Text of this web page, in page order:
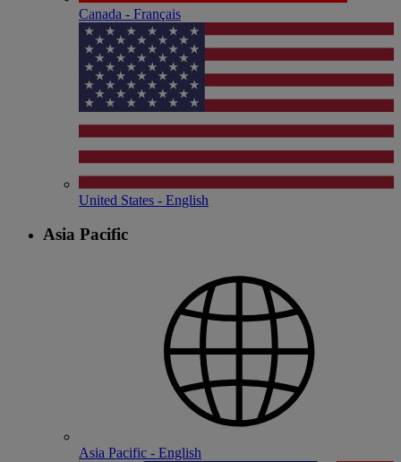
Canada - Français
United States - English
Asia Pacific
Asia Pacific - English